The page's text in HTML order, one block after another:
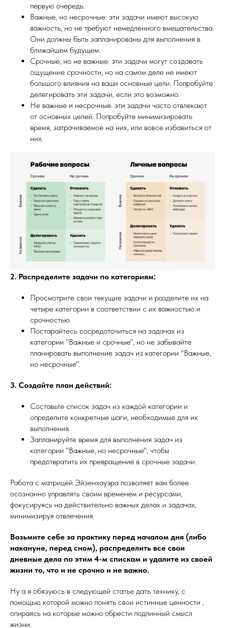
первую очередь.
Важные, но несрочные: эти задачи имеют высокую
важность, но не требуют немедленного вмешательства.
Они должны быть запланированы для выполнения в
ближайшем будущем.
Срочные, но не важные: эти задачи могут создавать
ощущение срочности, но на самом деле не имеют
большого влияния на ваши основные цели. Попробуйте
делегировать эти задачи, если это возможно.
Не важные и несрочные: эти задачи часто отвлекают
от основных целей. Попробуйте минимизировать
время, затрачиваемое на них, или вовсе избавиться от
них.
2. Распределите задачи по категориям:
Просмотрите свои текущие задачи и разделите их на
четыре категории в соответствии с их важностью и
срочностью.
Постарайтесь сосредоточиться на задачах из
категории "Важные и срочные", но не забывайте
планировать выполнение задач из категории "Важные,
но несрочные".
3. Создайте план действий:
Составьте список задач из каждой категории и
определите конкретные шаги, необходимые для их
выполнения.
Запланируйте время для выполнения задач из
категории "Важные, но несрочные", чтобы
предотвратить их превращение в срочные задачи.
Работа с матрицей Эйзенхауэра позволяет вам более
осознанно управлять своим временем и ресурсами,
фокусируясь на действительно важных делах и задачах,
минимизируя отвлечения.
Возьмите себе за практику перед началом дня (либо
накануне, перед сном), распределить все свои
дневные дела по этим 4-м спискам и удалите из своей
жизни то, что и не срочно и не важно.
Ну а я обязуюсь в следующей статье дать технику, с
помощью которой можно понять свои истинные ценности ,
опираясь на которые можно обрести подлинный смысл
жизни.